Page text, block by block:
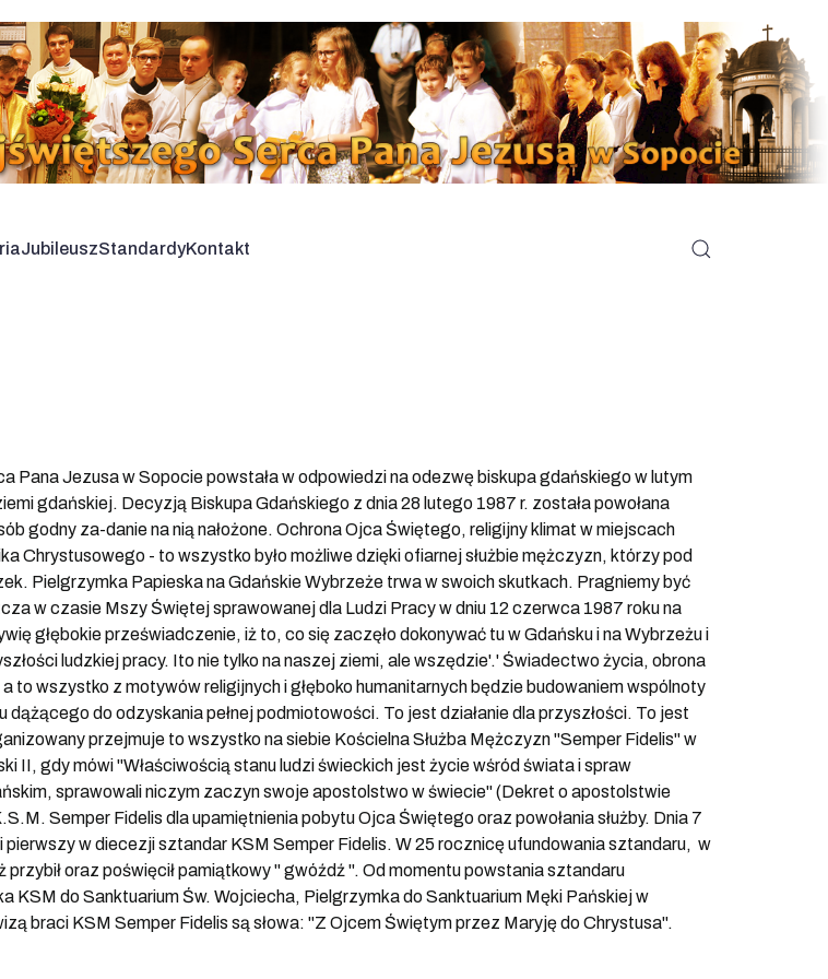
JubileuszStandardyKontakt
Pana Jezusa w Sopocie powstała w odpowiedzi na odezwę biskupa gdańskiego w lutym
gdańskiej. Decyzją Biskupa Gdańskiego z dnia 28 lutego 1987 r. została powołana
godny za-danie na nią nałożone. Ochrona Ojca Świętego, religijny klimat w miejscach
Chrystusowego - to wszystko było możliwe dzięki ofiarnej służbie mężczyzn, którzy pod
Pielgrzymka Papieska na Gdańskie Wybrzeże trwa w swoich skutkach. Pragniemy być
w czasie Mszy Świętej sprawowanej dla Ludzi Pracy w dniu 12 czerwca 1987 roku na
głębokie przeświadczenie, iż to, co się zaczęło dokonywać tu w Gdańsku i na Wybrzeżu i
ludzkiej pracy. Ito nie tylko na naszej ziemi, ale wszędzie'.' Świadectwo życia, obrona
wszystko z motywów religijnych i głęboko humanitarnych będzie budowaniem wspólnoty
dążącego do odzyskania pełnej podmiotowości. To jest działanie dla przyszłości. To jest
przejmuje to wszystko na siebie Kościelna Służba Mężczyzn "Semper Fidelis" w
II, gdy mówi "Właściwością stanu ludzi świeckich jest życie wśród świata i spraw
sprawowali niczym zaczyn swoje apostolstwo w świecie" (Dekret o apostolstwie
Semper Fidelis dla upamiętnienia pobytu Ojca Świętego oraz powołania służby. Dnia 7
pierwszy w diecezji sztandar KSM Semper Fidelis. W 25 rocznicę ufundowania sztandaru, w
oraz poświęcił pamiątkowy " gwóźdź ". Od momentu powstania sztandaru
do Sanktuarium Św. Wojciecha, Pielgrzymka do Sanktuarium Męki Pańskiej w
braci KSM Semper Fidelis są słowa: "Z Ojcem Świętym przez Maryję do Chrystusa".